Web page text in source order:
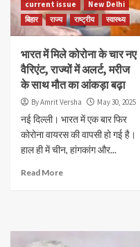
current issue
New Delhi
बिहार
राज्य राष्ट्रीय स्वास्थ्य
भारत में मिले कोरोना के चार नए
वैरिएंट, राज्यों में अलर्ट, मरीज
के साथ मौत का आंकड़ा बढ़ा
By Amrit Versha May 30, 2025
नई दिल्ली। भारत में एक बार फिर
कोरोना वायरस की वापसी हो गई है।
हाल ही में चीन, हांगकांग और...
Read More